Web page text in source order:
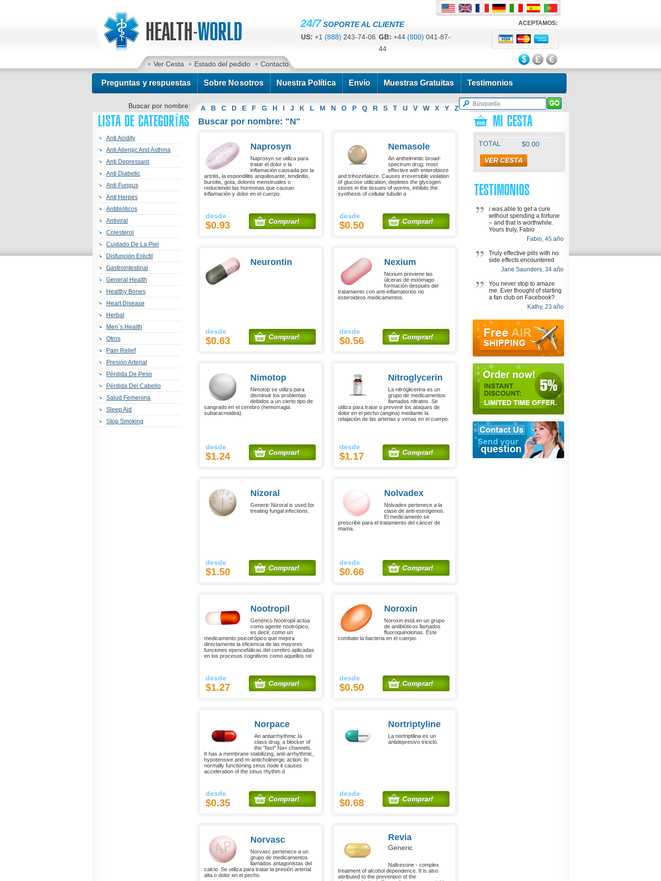
24/7 SOPORTE AL CLIENTE
US: +1 (888) 243-74-06 GB: +44 (800) 041-87-
44
Ver Cesta Estado del pedido Contacto
ACEPTAMOS:
Preguntas y respuestas Sobre Nosotros Nuestra Política Envío Muestras Gratuitas Testimonios
Buscar por nombre: A B C D E F G H I J K L M N O P Q R S T U V W X Y Z
LISTA DE CATEGORÍAS
Anti Acidity
Anti Allergic And Asthma
Anti Depressant
Anti Diabetic
Anti Fungus
Anti Herpes
Antibióticos
Antiviral
Colesterol
Cuidado De La Piel
Disfunción Eréctil
Gastrointestinal
General Health
Healthy Bones
Heart Disease
Herbal
Men`s Health
Otros
Pain Relief
Presión Arterial
Pérdida De Peso
Pérdida Del Cabello
Salud Femenina
Sleep Aid
Stop Smoking
Buscar por nombre: "N"
Naprosyn
Naprosyn se utiliza para
tratar el dolor o la
inflamación causada por la
artritis, la espondilitis anquilosante, tendinitis,
bursitis, gota, dolores menstruales o
reduciendo las hormonas que causan
inflamación y dolor en el cuerpo.
desde
$0.93 Comprar!
Nemasole
An anthelmintic broad-
spectrum drug; most
effective with enterobioze
and trihozefaleze. Causes irreversible violation
of glucose utilization, depletes the glycogen
stores in the tissues of worms, inhibits the
synthesis of cellular tubulin a
desde
$0.50 Comprar!
Neurontin
desde
$0.63 Comprar!
Nexium
Nexium previene las
úlceras de estómago
formación después del
tratamiento con anti-inflamatorios no
esteroideos medicamentos.
desde
$0.56 Comprar!
Nimotop
Nimotop se utiliza para
disminuir los problemas
debidos a un cierto tipo de
sangrado en el cerebro (hemorragia
subaracnoidea).
desde
$1.24 Comprar!
Nitroglycerin
La nitroglicerina es un
grupo de medicamentos
llamados nitratos. Se
utiliza para tratar o prevenir los ataques de
dolor en el pecho (angina) mediante la
relajación de las arterias y venas en el cuerpo.
desde
$1.17 Comprar!
Nizoral
Generic Nizoral is used for
treating fungal infections.
desde
$1.50 Comprar!
Nolvadex
Nolvadex pertenece a la
clase de anti-estrógenos.
El medicamento se
prescribe para el tratamiento del cáncer de
mama.
desde
$0.66 Comprar!
Nootropil
Genérico Nootropil actúa
como agente nootrópico,
es decir, como un
medicamento psicotrópico que mejora
directamente la eficiencia de las mayores
funciones epencefálicas del cerebro aplicadas
en los procesos cognitivos como aquellos rel
desde
$1.27 Comprar!
Noroxin
Noroxin está en un grupo
de antibióticos llamados
fluoroquinolonas. Éste
combate la bacteria en el cuerpo.
desde
$0.50 Comprar!
Norpace
An antiarrhythmic Ia
class drug, a blocker of
the "fast" Na+ channels.
It has a membrane stabilizing, anti-arrhythmic,
hypotensive and m-anticholinergic action. In
normally functioning sinus node it causes
acceleration of the sinus rhythm d
desde
$0.35 Comprar!
Nortriptyline
La nortriptilina es un
antidepresivo triciclo.
desde
$0.68 Comprar!
Norvasc
Norvasc pertenece a un
grupo de medicamentos
llamados antagonistas del
calcio. Se utiliza para tratar la presión arterial
alta o dolor en el pecho.
Revia
Generic
Naltrexone - complex
treatment of alcohol dependence. It is also
attributed to the prevention of the
MI CESTA
TOTAL $0.00
VER CESTA
TESTIMONIOS
i was able to get a cure
without spending a fortune
– and that is worthwhile.
Yours truly, Fabio
Fabio, 45 año
Truly effective pills with no
side effects encountered
Jane Saunders, 34 año
You never stop to amaze
me. Ever thought of starting
a fan club on Facebook?
Kathy, 23 año